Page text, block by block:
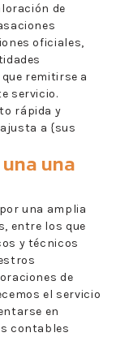
de
oficiales,
remitirse a
servicio.
rápida y
a {sus
una
una amplia
entre los que
y técnicos
de
el servicio
en
contables